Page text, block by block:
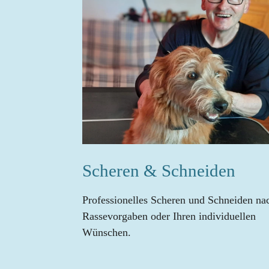
Scheren & Schneiden
Professionelles Scheren und Schneiden
Rassevorgaben oder Ihren individuellen
Wünschen.